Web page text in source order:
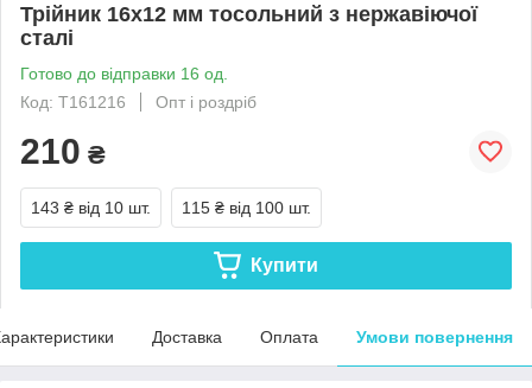
Трійник 16x12 мм тосольний з нержавіючої
сталі
Готово до відправки 16 од.
Код: Т161216
Опт і роздріб
210 ₴
143 ₴ від 10 шт. 115 ₴ від 100 шт.
Купити
Доставка Оплата Умови повернення